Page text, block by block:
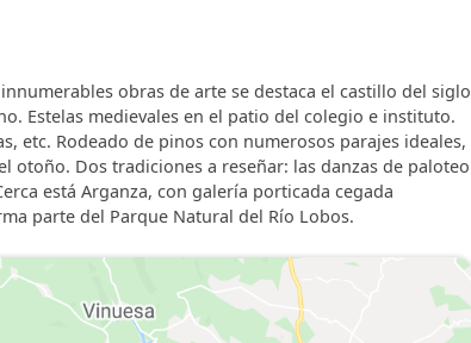
obras de arte se destaca el castillo del siglo
Estelas medievales en el patio del colegio e instituto.
etc. Rodeado de pinos con numerosos parajes ideales,
otoño. Dos tradiciones a reseñar: las danzas de paloteo
está Arganza, con galería porticada cegada
parte del Parque Natural del Río Lobos.